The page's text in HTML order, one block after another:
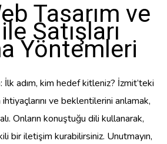
Tasarım ve
Satışları
Yöntemleri
: İlk adım, kim hedef kitleniz? İzmit’teki
ve beklentilerini anlamak,
Onların konuştuğu dili kullanarak,
bir iletişim kurabilirsiniz. Unutmayın,